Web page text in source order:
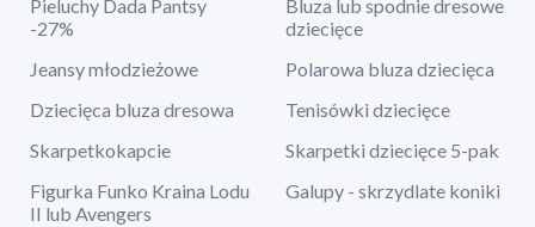
Pieluchy Dada Pantsy
-27%
Bluza lub spodnie dresowe
dziecięce
Jeansy młodzieżowe
Polarowa bluza dziecięca
Dziecięca bluza dresowa
Tenisówki dziecięce
Skarpetkokapcie
Skarpetki dziecięce 5-pak
Figurka Funko Kraina Lodu
II lub Avengers
Galupy - skrzydlate koniki